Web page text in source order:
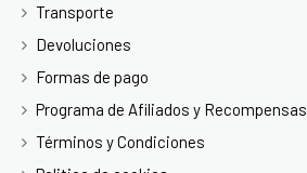
Transporte
Devoluciones
Formas de pago
Programa de Afiliados y Recompensas
Términos y Condiciones